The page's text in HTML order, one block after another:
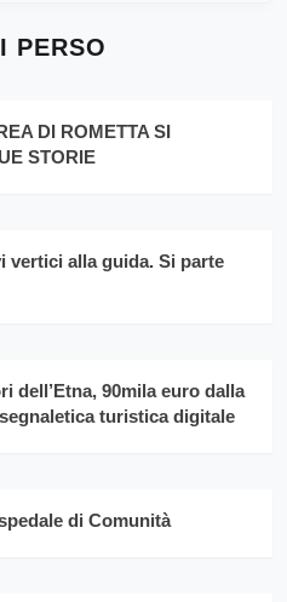
PERSO
DI ROMETTA SI
STORIE
vertici alla guida. Si parte
dell’Etna, 90mila euro dalla
turistica digitale
di Comunità